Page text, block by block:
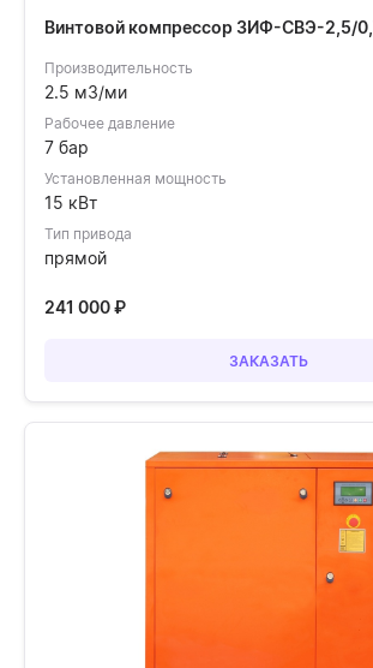
Винтовой компрессор ЗИФ-СВЭ-2,5/
Производительность
2.5 м3/ми
Рабочее давление
7 бар
Установленная мощность
15 кВт
Тип привода
прямой
241 000₽
ЗАКАЗАТЬ